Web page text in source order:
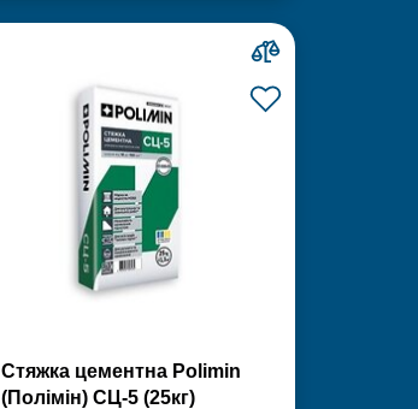
Стяжка цементна Polimin
(Полімін) СЦ-5 (25кг)